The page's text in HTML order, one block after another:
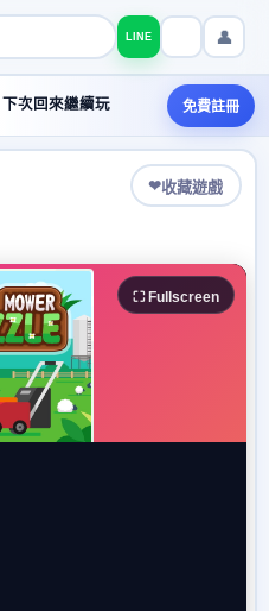
LINE 👤
次回來繼續玩 免費註冊
❤收藏遊戲
⛶ Fullscreen